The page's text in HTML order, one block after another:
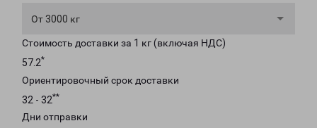
От 3000 кг
Стоимость доставки за 1 кг (включая НДС)
57.2*
Ориентировочный срок доставки
32 - 32**
Дни отправки